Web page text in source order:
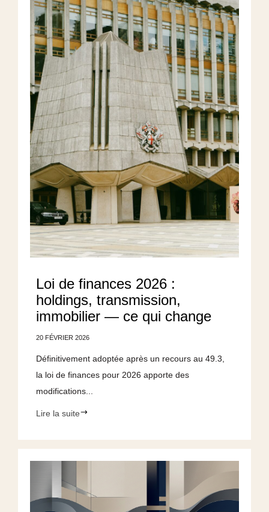
Loi de finances 2026 :
holdings, transmission,
immobilier — ce qui change
20 FÉVRIER 2026
Définitivement adoptée après un recours au 49.3,
la loi de finances pour 2026 apporte des
modifications...
Lire la suite